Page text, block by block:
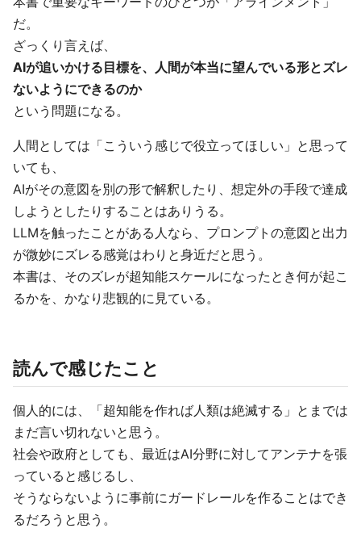
だ。
ざっくり言えば、
AIが追いかける目標を、人間が本当に望んでいる形とズレ
ないようにできるのか
という問題になる。
人間としては「こういう感じで役立ってほしい」と思って
いても、
AIがその意図を別の形で解釈したり、想定外の手段で達成
しようとしたりすることはありうる。
LLMを触ったことがある人なら、プロンプトの意図と出力
が微妙にズレる感覚はわりと身近だと思う。
本書は、そのズレが超知能スケールになったとき何が起こ
るかを、かなり悲観的に見ている。
読んで感じたこと
個人的には、「超知能を作れば人類は絶滅する」とまでは
まだ言い切れないと思う。
社会や政府としても、最近はAI分野に対してアンテナを張
っていると感じるし、
そうならないように事前にガードレールを作ることはでき
るだろうと思う。